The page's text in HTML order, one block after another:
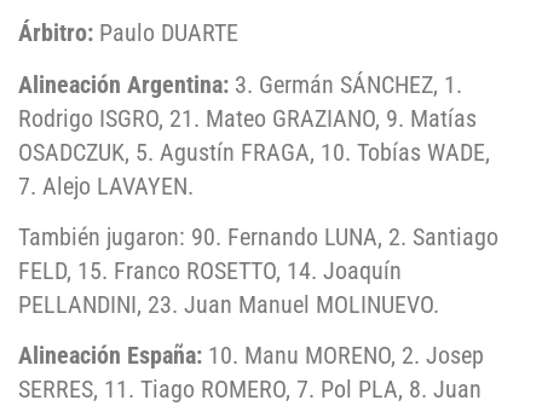
Árbitro: Paulo DUARTE
Alineación Argentina: 3. Germán SÁNCHEZ, 1.
Rodrigo ISGRO, 21. Mateo GRAZIANO, 9. Matías
OSADCZUK, 5. Agustín FRAGA, 10. Tobías WADE,
7. Alejo LAVAYEN.
También jugaron: 90. Fernando LUNA, 2. Santiago
FELD, 15. Franco ROSETTO, 14. Joaquín
PELLANDINI, 23. Juan Manuel MOLINUEVO.
Alineación España: 10. Manu MORENO, 2. Josep
SERRES, 11. Tiago ROMERO, 7. Pol PLA, 8. Juan